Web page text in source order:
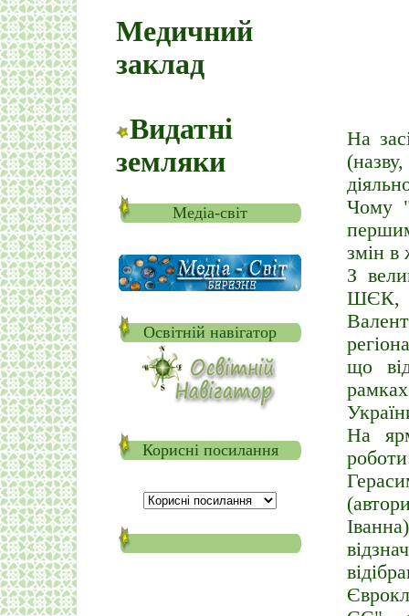
Медичний
заклад
Видатні
земляки
Медіа-світ
Освітній навігатор
Корисні посилання
На
Чому
змін в
З
ШЄК,
що
На